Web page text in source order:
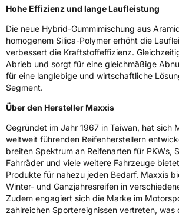
3PMSF / Schneeflockensymbol / Alpine-
EPREL ID2187824
Allgemeine Produktsicherheit (GPSR)
Herstellerkontakt Maxxis Tech Center
regulation@maxxistce.nl
Hohe Effizienz und lange Laufleistung
Die neue Hybrid-Gummimischung aus
homogenem Silica-Polymer erhöht die
verbessert die Kraftstoffeffizienz.
Abrieb und sorgt für eine gleichmäßige
für eine langlebige und wirtschaftliche
Segment.
Über den Hersteller Maxxis
Gegründet im Jahr 1967 in Taiwan, hat sich
weltweit führenden Reifenherstellern
breiten Spektrum an Reifenarten für PKWs,
Fahrräder und viele weitere Fahrzeuge
Produkte für nahezu jeden Bedarf. Maxxis
Winter- und Ganzjahresreifen in
Zudem engagiert sich die Marke im
zahlreichen Sportereignissen vertreten, was